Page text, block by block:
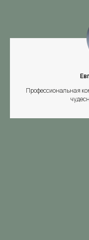
Профессиональная